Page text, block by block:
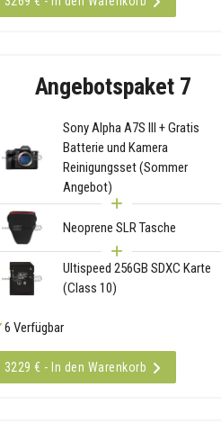
Angebotspaket 7
Sony Alpha A7S III + Gratis
Batterie und Kamera
Reinigungsset (Sommer
Angebot)
Neoprene SLR Tasche
Ultispeed 256GB SDXC Karte
(Class 10)
6 Verfügbar
3229 € - In den Warenkorb